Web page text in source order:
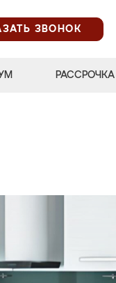
ЗВОНОК
РАССРОЧКА